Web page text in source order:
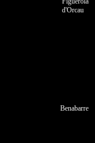
d'Orcau
Benabarre